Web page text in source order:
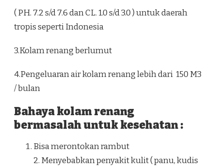
( PH. 7.2 s/d 7.6 dan CL. 1.0 s/d 3.0 ) untuk daerah
tropis seperti Indonesia
3.Kolam renang berlumut
4.Pengeluaran air kolam renang lebih dari 150 M3
/ bulan
Bahaya kolam renang
bermasalah untuk kesehatan :
Bisa merontokan rambut
2. Menyebabkan penyakit kulit ( panu, kudis